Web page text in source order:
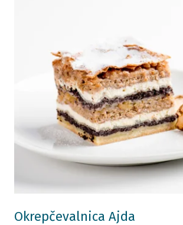
Okrepčevalnica Ajda